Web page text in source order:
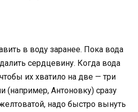
в воду заранее. Пока вода
сердцевину. Когда вода
их хватило на две — три
(например, Антоновку) сразу
надо быстро вынуть